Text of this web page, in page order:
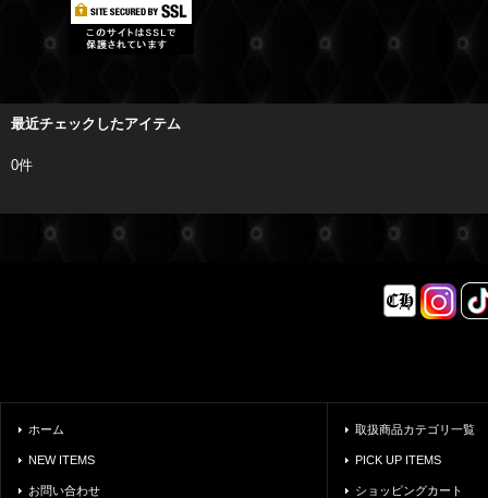
最近チェックしたアイテム
0件
ホーム
NEW ITEMS
お問い合わせ
取扱商品カテゴリ一覧
PICK UP ITEMS
ショッピングカート